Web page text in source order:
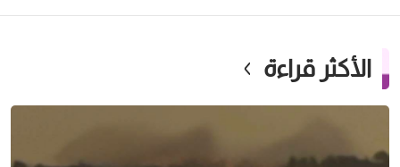
الأكثر قراءة